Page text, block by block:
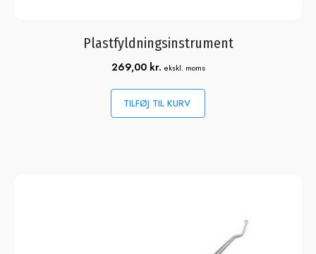
Plastfyldningsinstrument
269,00 kr. ekskl. moms
TILFØJ TIL KURV